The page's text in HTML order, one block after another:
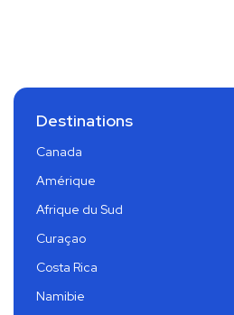
Destinations
Canada
Amérique
Afrique du Sud
Curaçao
Costa Rica
Namibie